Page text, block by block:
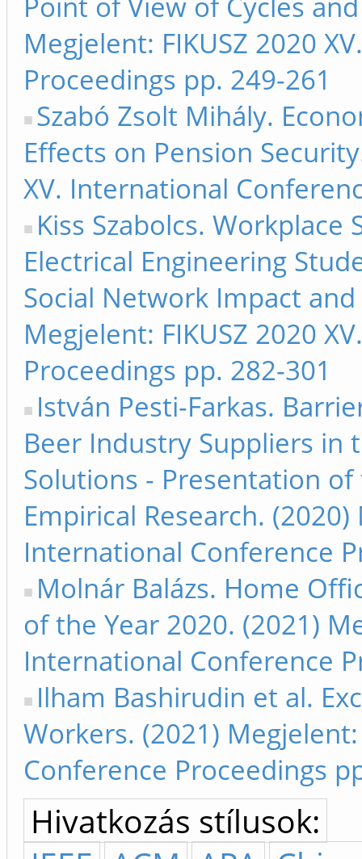
Megjelent: FIKUSZ 2020
Proceedings pp. 249-261
Szabó Zsolt Mihály.
Effects on Pension
XV. International
Kiss Szabolcs.
Electrical Engineering
Social Network Impact
Megjelent: FIKUSZ 2020
Proceedings pp. 282-301
István Pesti-Farkas.
Beer Industry Suppliers in
Solutions - Presentation
Empirical Research.
International Conference
Molnár Balázs. Home
of the Year 2020. (2021)
International Conference
Ilham Bashirudin et al.
Workers. (2021)
Conference Proceedings
Hivatkozás stílusok: